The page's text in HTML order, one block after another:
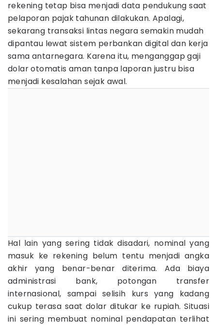
rekening tetap bisa menjadi data pendukung saat
pelaporan pajak tahunan dilakukan. Apalagi,
sekarang transaksi lintas negara semakin mudah
dipantau lewat sistem perbankan digital dan kerja
sama antarnegara. Karena itu, menganggap gaji
dolar otomatis aman tanpa laporan justru bisa
menjadi kesalahan sejak awal.
Hal lain yang sering tidak disadari, nominal yang
masuk ke rekening belum tentu menjadi angka
akhir yang benar-benar diterima. Ada biaya
administrasi bank, potongan transfer
internasional, sampai selisih kurs yang kadang
cukup terasa saat dolar ditukar ke rupiah. Situasi
ini sering membuat nominal pendapatan terlihat